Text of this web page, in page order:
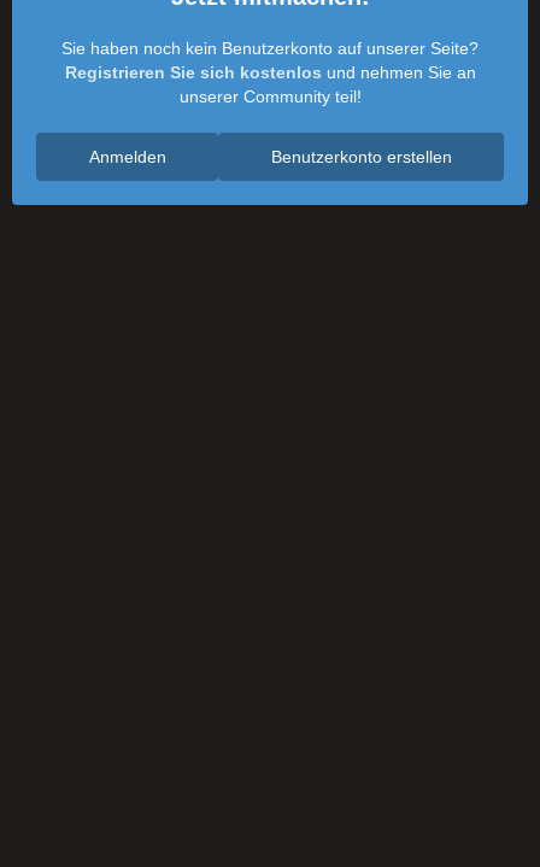
Sie haben noch kein Benutzerkonto auf unserer Seite?
Registrieren Sie sich kostenlos und nehmen Sie an
unserer Community teil!
Benutzerkonto erstellen
Anmelden